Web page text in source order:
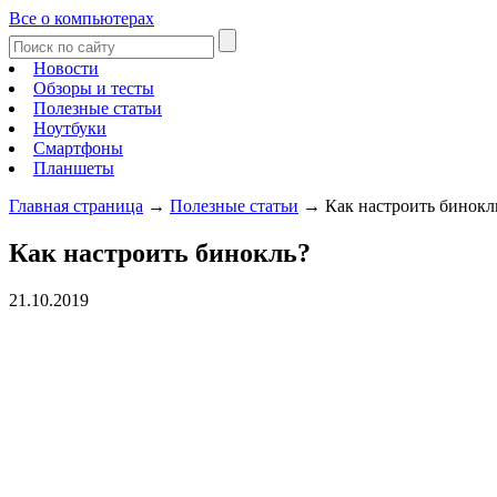
Все о компьютерах
Новости
Обзоры и тесты
Полезные статьи
Ноутбуки
Смартфоны
Планшеты
Главная страница → Полезные статьи → Как настроить
Как настроить бинокль?
21.10.2019